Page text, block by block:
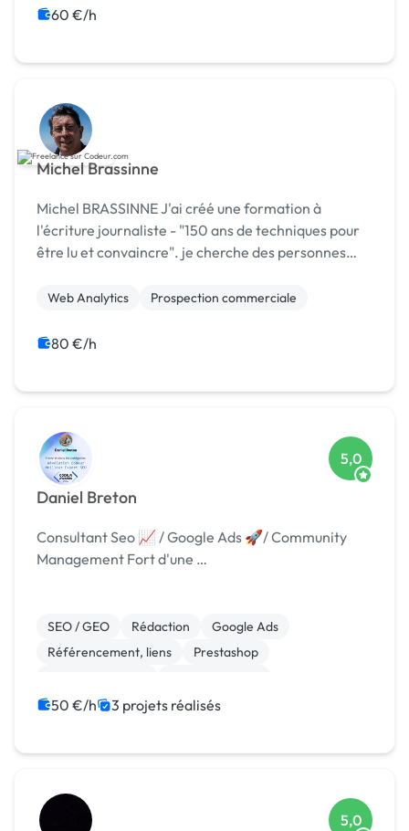
Communication
60 €/h
Michel Brassinne
Michel BRASSINNE J'ai créé une formation à
l'écriture journaliste - "150 ans de techniques pour
être lu et convaincre". je cherche des personnes
500€/vente.
Web Analytics Prospection commerciale
80 €/h
Daniel Breton
5,0
Consultant Seo 📈 / Google Ads 🚀/ Community
Management Fort d'une …
SEO / GEO Rédaction
Google Ads
Référencement, liens
Prestashop
Gestion site web
WordPress
50 €/h 3 projets réalisés
5,0